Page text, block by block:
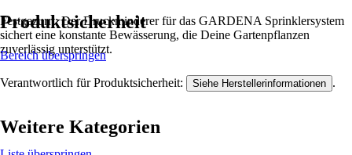
Festgezurrt: Der Druckminderer für das GARDENA Sprinklersystem
sichert eine konstante Bewässerung, die Deine Gartenpflanzen
zuverlässig unterstützt.
Produktsicherheit
Bereich überspringen
Verantwortlich für Produktsicherheit: Siehe Herstellerinformationen .
Weitere Kategorien